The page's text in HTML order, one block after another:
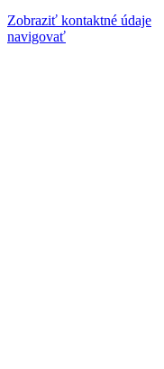
Zobraziť kontaktné údaje
navigovať